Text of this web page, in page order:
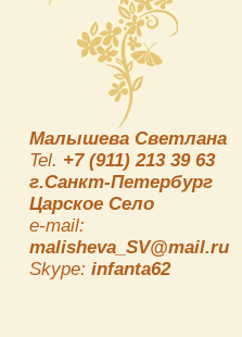
Малышева Светлана
Tel. +7 (911) 213 39 63
г.Санкт-Петербург
Царское Село
e-mail:
malisheva_SV@mail.ru
Skype: infanta62